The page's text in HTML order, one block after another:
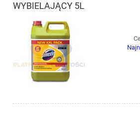
WYBIELAJĄCY 5L